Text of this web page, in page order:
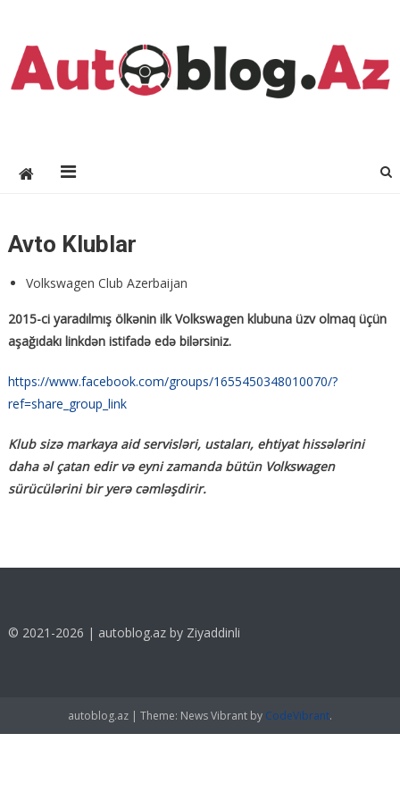
Avto Klublar
Volkswagen Club Azerbaijan
2015-ci yaradılmış ölkənin ilk Volkswagen klubuna üzv olmaq üçün
aşağıdakı linkdən istifadə edə bilərsiniz.
https://www.facebook.com/groups/1655450348010070/?
ref=share_group_link
Klub sizə markaya aid servisləri, ustaları, ehtiyat hissələrini
daha əl çatan edir və eyni zamanda bütün Volkswagen
sürücülərini bir yerə cəmləşdirir.
© 2021-2026 | autoblog.az by Ziyaddinli
autoblog.az | Theme: News Vibrant by CodeVibrant.